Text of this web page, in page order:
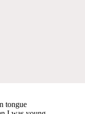
tongue